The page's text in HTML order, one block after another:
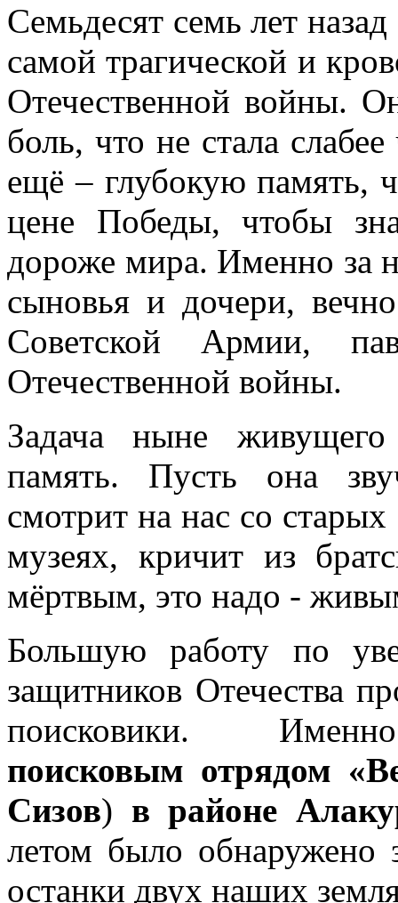
Семьдесят семь лет
самой трагической и
Отечественной войны.
боль, что не стала
ещё – глубокую память,
цене Победы, чтобы
дороже мира. Именно за
сыновья и дочери,
Советской Армии,
Отечественной войны.
Задача ныне
память. Пусть она
смотрит на нас со
музеях, кричит из
мёртвым, это надо -
Большую работу по
защитников Отечества
поисковики.
поисковым отрядом
Сизов) в районе
летом было обнаружено
останки двух наших